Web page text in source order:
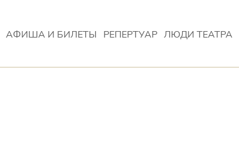
АФИША И БИЛЕТЫ РЕПЕРТУАР ЛЮДИ ТЕАТРА